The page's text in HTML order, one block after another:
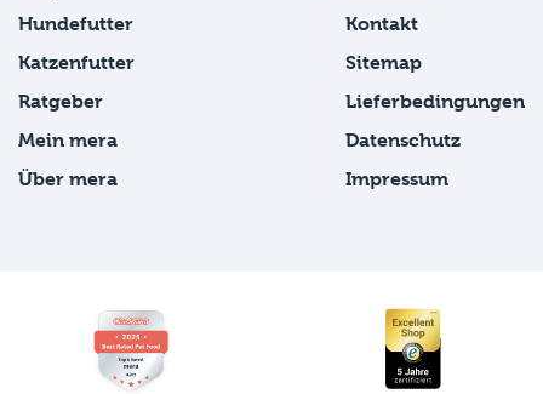
Hundefutter
Katzenfutter
Ratgeber
Mein mera
Über mera
Kontakt
Sitemap
Lieferbedingungen
Datenschutz
Impressum